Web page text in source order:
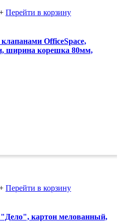
Перейти в корзину
OfficeSpace,
ширина корешка 80мм,
Перейти в корзину
картон мелованный,